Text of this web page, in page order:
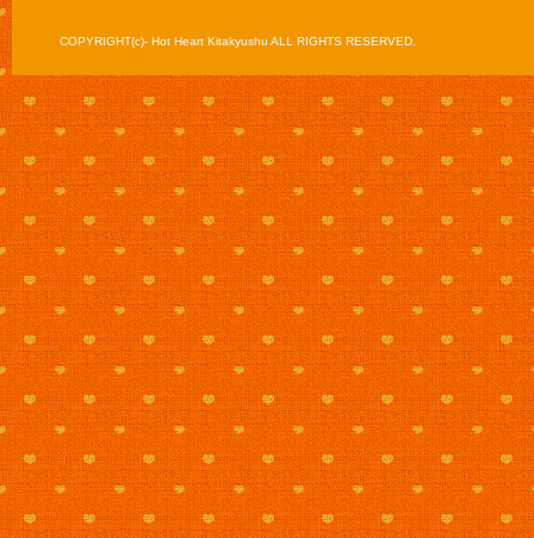
COPYRIGHT(c)- Hot Heart Kitakyushu ALL RIGHTS RESERVED.